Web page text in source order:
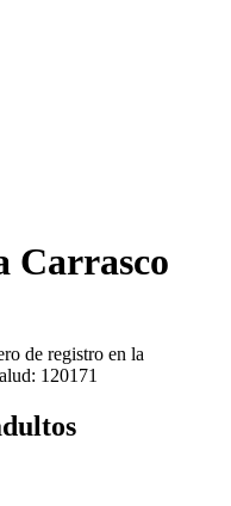
Carrasco
de registro en la
120171